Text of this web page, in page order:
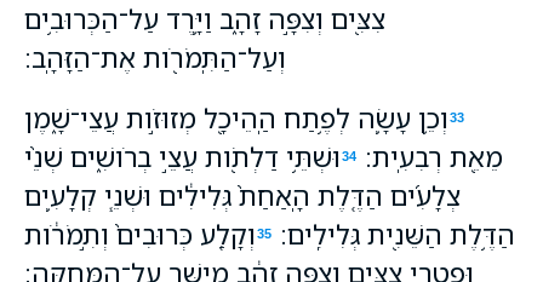
צִצִּ֖ים וְצִפָּ֣ה זָהָ֑ב וַיָּ֛רֶד עַל־הַכְּרוּבִ֥ים
וְעַל־הַתִּֽמֹרֹ֖ות אֶת־הַזָּהָֽב׃
33 וְכֵ֥ן עָשָׂ֛ה לְפֶ֥תַח הַֽהֵיכָ֖ל מְזוּזֹ֣ות עֲצֵי־שָׁ֑מֶן
מֵאֵ֖ת רְבִעִֽית׃
34 וּשְׁתֵּ֥י דַלְתֹ֖ות עֲצֵ֣י בְרֹושִׁ֑ים שְׁנֵ֨י
צְלָעִ֜ים הַדֶּ֤לֶת הָֽאַחַת֙ גְּלִילִ֔ים וּשְׁנֵ֧י קְלָעִ֛ים
הַדֶּ֥לֶת הַשֵּׁנִ֖ית גְּלִילִֽים׃
35 וְקָלַ֤ע כְּרוּבִים֙ וְתִ֣מֹרֹ֔ות
וּפְטֻרֵ֖י צִצִּ֑ים וְצִפָּ֣ה זָהָ֔ב מְיֻשָּׁ֖ר עַל־הַמְּחֻקֶּֽה׃